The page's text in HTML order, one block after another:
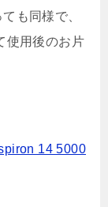
も同様で、
使用後のお片
14 5000